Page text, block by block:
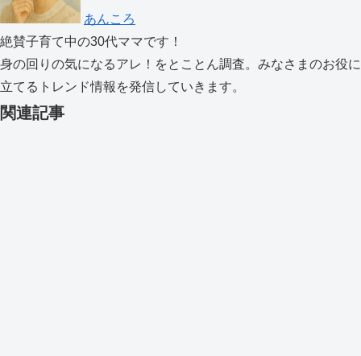
あんころ
絶賛子育て中の30代ママです！
身の回りの気になるアレ！をとことん調査。みなさまのお役に
立てるトレンド情報を発信していきます。
関連記事